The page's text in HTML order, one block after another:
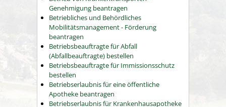
Genehmigung beantragen
Betriebliches und Behördliches
Mobilitätsmanagement - Förderung
beantragen
Betriebsbeauftragte für Abfall
(Abfallbeauftragte) bestellen
Betriebsbeauftragte für Immissionsschutz
bestellen
Betriebserlaubnis für eine öffentliche
Apotheke beantragen
Betriebserlaubnis für Krankenhausapotheke